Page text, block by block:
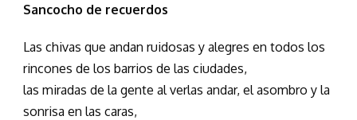
Sancocho de recuerdos
Las chivas que andan ruidosas y alegres en todos los
rincones de los barrios de las ciudades,
las miradas de la gente al verlas andar, el asombro y la
sonrisa en las caras,